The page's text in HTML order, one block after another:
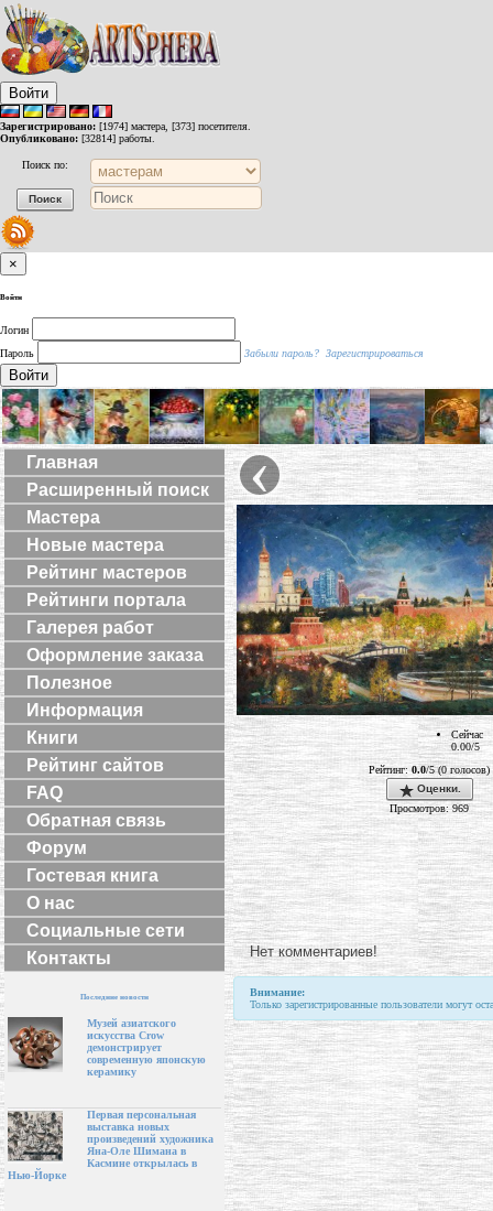
Войти
Зарегистрировано: [1974] мастера, [373] посетителя.
Опубликовано: [32814] работы.
Поиск по:
×
Войти
Логин
Пароль
Забыли пароль? Зарегистрироваться
Войти
Главная
Расширенный поиск
Мастера
Новые мастера
Рейтинг мастеров
Рейтинги портала
Галерея работ
Оформление заказа
Полезное
Информация
Книги
Рейтинг сайтов
FAQ
Обратная связь
Форум
Гостевая книга
О нас
Социальные сети
Контакты
Последние новости
Музей азиатского
искусства Crow
демонстрирует
современную японскую
керамику
Первая персональная
выставка новых
произведений художника
Яна-Оле Шимана в
Касмине открылась в
Нью-Йорке
‹
Сейчас
0.00/5
Рейтинг:0.0/5 (0 голосов)
Оценки.
Просмотров: 969
Нет комментариев!
Внимание:
Только зарегистрированные пользователи могут